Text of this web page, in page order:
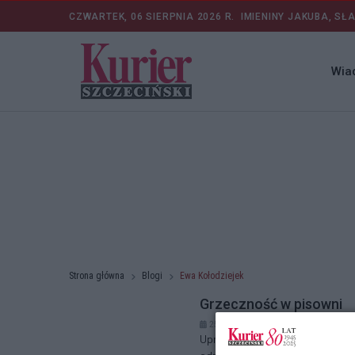
CZWARTEK, 06 SIERPNIA 2026 R. IMIENINY JAKUBA,
Strona główna Blogi Ewa Kołodziejek
Grzeczność w pisowni
25.04.2025 r. 11:15
Uprzejmość, grzeczność i